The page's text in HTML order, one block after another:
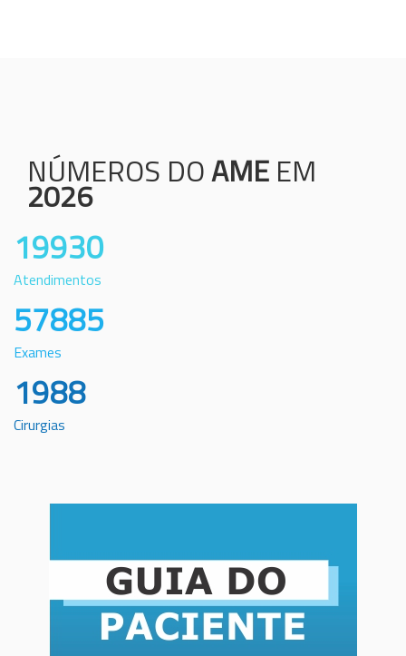
NÚMEROS DOAME EM
2026
19930
Atendimentos
57885
Exames
1988
Cirurgias